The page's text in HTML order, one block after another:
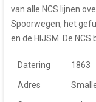
van alle NCS lijnen
Spoorwegen, het
en de HIJSM. De
Datering 1863
Adres